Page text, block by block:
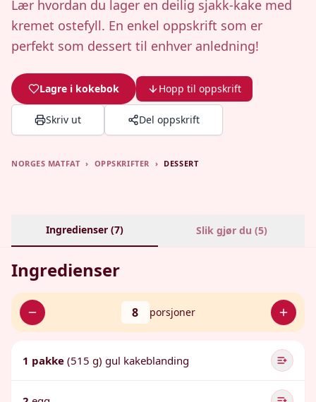
Lær hvordan du lager en deilig sjakk-kake med
kremet ostefyll. En enkel oppskrift som er
perfekt som dessert til enhver anledning!
Lagre i kokebok Hopp til oppskrift
Skriv ut Del oppskrift
NORGES MATFAT › OPPSKRIFTER › DESSERT
Ingredienser (7) Slik gjør du (5)
Ingredienser
8 porsjoner
1 pakke (515 g) gul kakeblanding